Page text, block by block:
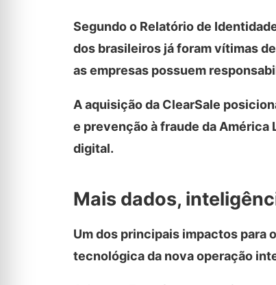
Segundo o Relatório de
dos brasileiros já foram vítimas
as empresas possuem
A aquisição da ClearSale
e prevenção à fraude da
digital.
Mais dados,
Um dos principais impactos para
tecnológica da nova operação